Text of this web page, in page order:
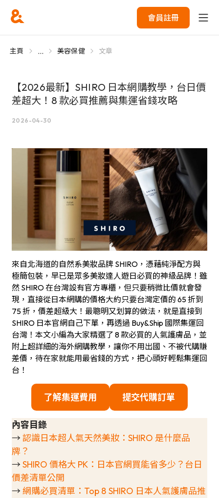
會員註冊
主頁 ... 美容保健 文章
【2026最新】SHIRO 日本網購教學，台日價
差超大！8 款必買推薦與集運省錢攻略
2026-04-30
來自北海道的自然系美妝品牌 SHIRO，憑藉純淨配方與
極簡包裝，早已是眾多美妝達人遊日必買的神級品牌！雖
然 SHIRO 在台灣設有官方專櫃，但只要稍微比價就會發
現，直接從日本網購的價格大約只要台灣定價的 65 折到
75 折，價差超級大！最聰明又划算的做法，就是直接到
SHIRO 日本官網自己下單，再透過 Buy&Ship 國際集運回
台灣！本文小編為大家精選了 8 款必買的人氣護膚品，並
附上超詳細的海外網購教學，讓你不用出國、不被代購賺
差價，待在家就能用最省錢的方式，把心頭好輕鬆集運回
台！
了解集運費用 提交代購訂單
內容目錄
→ 認識日本超人氣天然美妝：SHIRO 是什麼品
牌？
→ SHIRO 價格大 PK：日本官網買能省多少？台日
價差清單公開
→ 網購必買清單：Top 8 SHIRO 日本人氣護膚品推